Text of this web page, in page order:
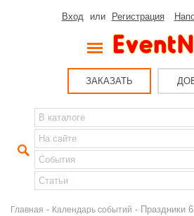
Вход или Регистрация
ЗАКАЗАТЬ
Главная - Календарь событий - Праздники